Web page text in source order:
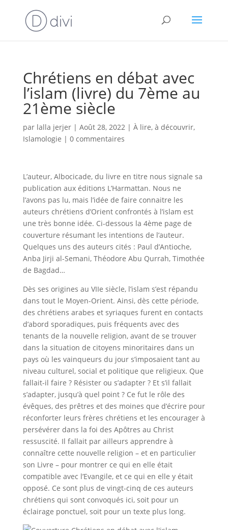
Chrétiens en débat avec
l’islam (livre) du 7ème au
21ème siècle
par lalla jerjer| Août 28, 2022| À lire, à découvrir,
Islamologie | 0 commentaires
L’auteur, Albocicade, du livre en titre nous signale sa
publication aux éditions L’Harmattan. Nous ne
l’avons pas lu, mais l’idée de faire connaitre les
auteurs chrétiens d’Orient confrontés à l’islam est
une très bonne idée. Ci-dessous la 4ème page de
couverture résumant les intentions de l’auteur.
Quelques uns des auteurs cités : Paul d’Antioche,
Anba Jirji al-Semani, Théodore Abu Qurrah, Timothée
de Bagdad…
Dès ses origines au VIIe siècle, l’islam s’est répandu
dans tout le Moyen-Orient. Ainsi, dès cette période,
des chrétiens arabes et syriaques furent en contacts
d’abord sporadiques, puis fréquents avec des
tenants de la nouvelle religion, avant de se trouver
dans la situation de citoyens minoritaires dans un
pays où les vainqueurs du jour s’imposaient tant au
niveau culturel, social et politique que religieux. Que
fallait-il faire ? Résister ou s’adapter ? Et s’il fallait
s’adapter, jusqu’à quel point ? Ce fut le rôle des
évêques, des prêtres et des moines que d’écrire pour
réconforter leurs frères chrétiens et les encourager à
persévérer dans la foi des Apôtres au Christ
ressuscité. Il fallait par ailleurs apprendre à
connaître cette nouvelle religion – et en particulier
son Livre – pour montrer ce qui en elle était
compatible avec l’Evangile, et ce qui en elle y était
opposé. Ce sont plus de vingt-cinq de ces auteurs
chrétiens qui sont convoqués ici, soit pour un
éclairage ponctuel, soit pour un texte plus long.